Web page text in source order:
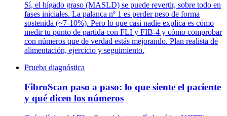
Sí, el hígado graso (MASLD) se puede revertir, sobre todo en
fases iniciales. La palanca nº 1 es perder peso de forma
sostenida (~7-10%). Pero lo que casi nadie explica es cómo
medir tu punto de partida con FLI y FIB-4 y cómo comprobar
con números que de verdad estás mejorando. Plan realista de
alimentación, ejercicio y seguimiento.
Prueba diagnóstica
FibroScan paso a paso: lo que siente el paciente
y qué dicen los números